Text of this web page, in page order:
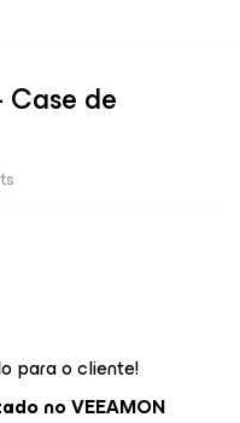
Case de
para o cliente!
no VEEAMON